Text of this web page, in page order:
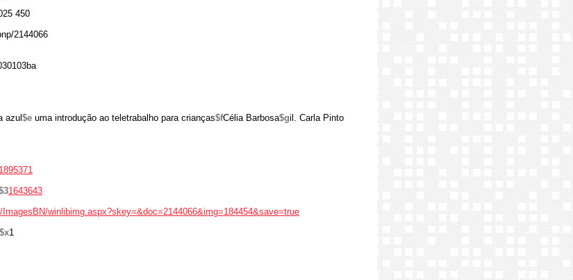
450
2144066
azul $e uma introdução ao teletrabalho para crianças$fCélia Barbosa$gil. Carla Pinto
1895371
1643643
ImagesBN/winlibimg.aspx?skey=&doc=2144066&img=184454&save=true
$x1